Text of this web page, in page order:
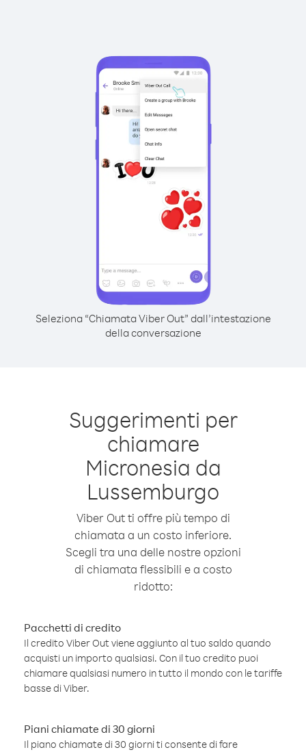
Seleziona “Chiamata Viber Out” dall’intestazione
della conversazione
Suggerimenti per
chiamare
Micronesia da
Lussemburgo
Viber Out ti offre più tempo di
chiamata a un costo inferiore.
Scegli tra una delle nostre opzioni
di chiamata flessibili e a costo
ridotto:
Pacchetti di credito
Il credito Viber Out viene aggiunto al tuo saldo quando
acquisti un importo qualsiasi. Con il tuo credito puoi
chiamare qualsiasi numero in tutto il mondo con le tariffe
basse di Viber.
Piani chiamate di 30 giorni
Il piano chiamate di 30 giorni ti consente di fare